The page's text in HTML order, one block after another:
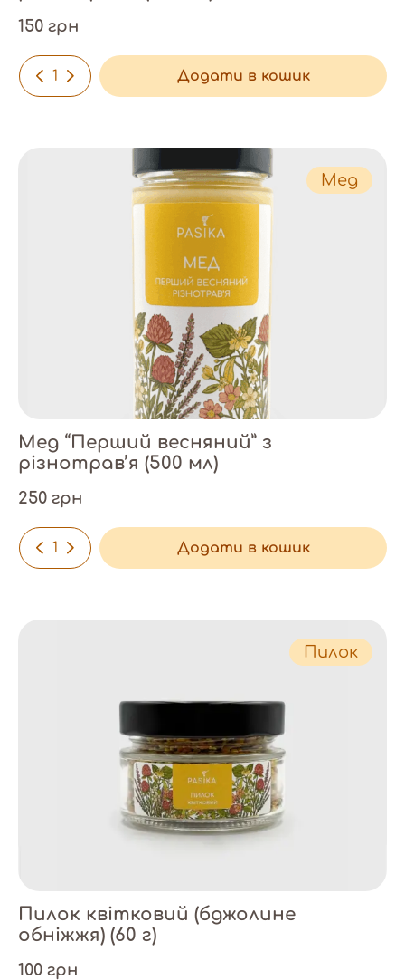
150 грн
- + Додати в кошик
Мед
Мед “Перший весняний” з
різнотрав’я (500 мл)
250 грн
- + Додати в кошик
Пилок
Пилок квітковий (бджолине
обніжжя) (60 г)
100 грн